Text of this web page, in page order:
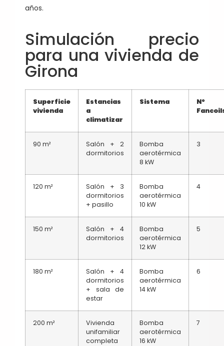
años.
Simulación precio
para una vivienda de
Girona
Superficie
vivienda
Estancias
a
climatizar
Sistema
Nº
90 m²
Salón + 2
dormitorios
Bomba
aerotérmica
8 kW
3
120 m²
Salón + 3
dormitorios
+ pasillo
Bomba
aerotérmica
10 kW
4
150 m²
Salón + 4
dormitorios
Bomba
aerotérmica
12 kW
5
180 m²
Salón + 4
dormitorios
+ sala de
estar
Bomba
aerotérmica
14 kW
6
200 m²
Vivienda
unifamiliar
completa
Bomba
aerotérmica
16 kW
7